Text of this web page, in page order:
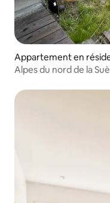
Appartement en
Alpes du nord de la